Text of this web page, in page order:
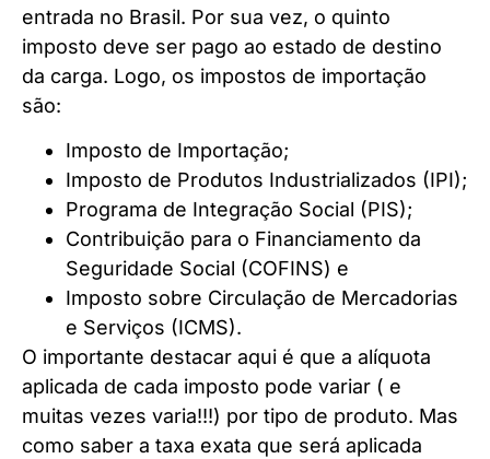
entrada no Brasil. Por sua vez, o quinto
imposto deve ser pago ao estado de destino
da carga. Logo, os impostos de importação
são:
Imposto de Importação;
Imposto de Produtos Industrializados (IPI);
Programa de Integração Social (PIS);
Contribuição para o Financiamento da
Seguridade Social (COFINS) e
Imposto sobre Circulação de Mercadorias
e Serviços (ICMS).
O importante destacar aqui é que a alíquota
aplicada de cada imposto pode variar ( e
muitas vezes varia!!!) por tipo de produto. Mas
como saber a taxa exata que será aplicada